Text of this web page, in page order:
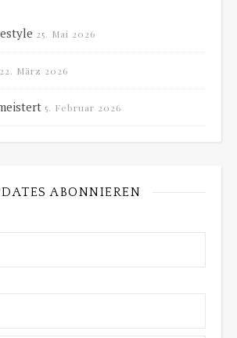
25. Mai 2026
22. März 2026
5. Februar 2026
ABONNIEREN